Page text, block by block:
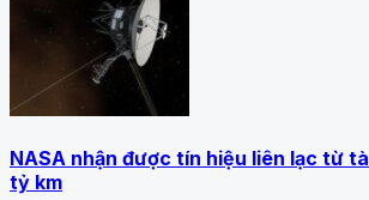
NASA nhận được tín hiệu liên lạc từ
tỷ km